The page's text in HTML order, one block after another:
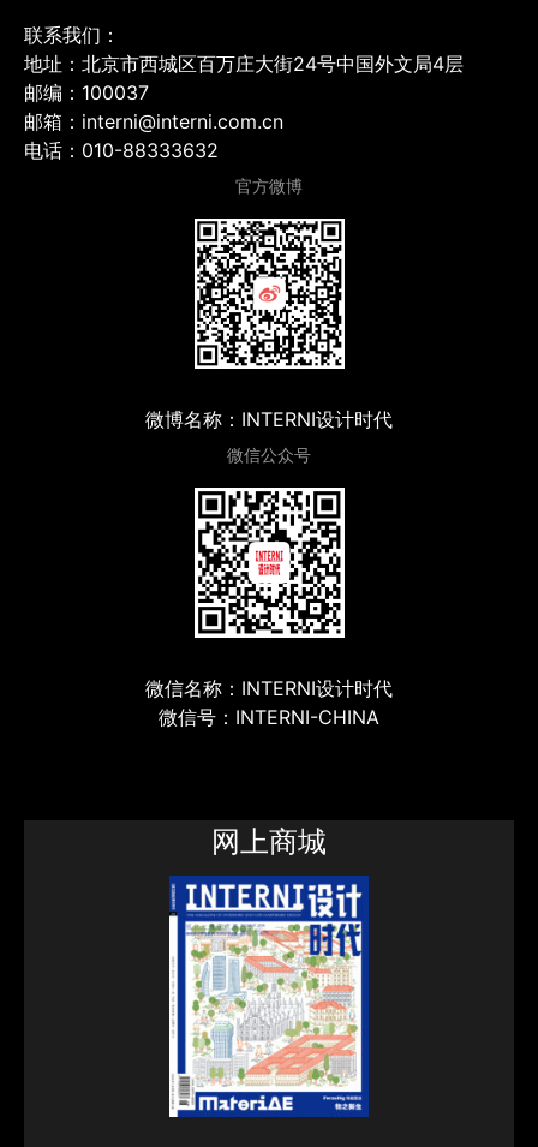
联系我们：
地址：北京市西城区百万庄大街24号中国外文局4层
邮编：100037
邮箱：interni@interni.com.cn
电话：010-88333632
官方微博
微博名称：INTERNI设计时代
微信公众号
微信名称：INTERNI设计时代
微信号：INTERNI-CHINA
网上商城